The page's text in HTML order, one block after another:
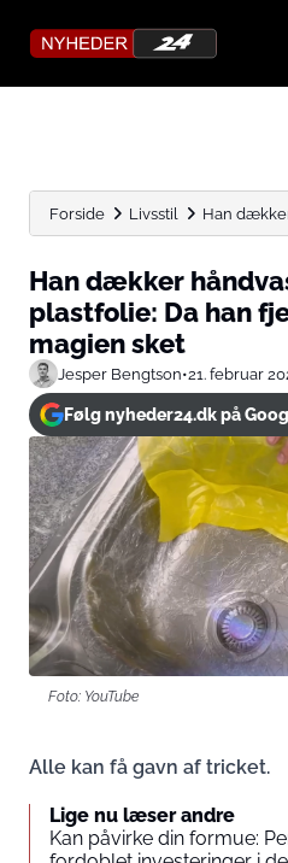
Forside Livsstil Han
Han dækker
plastfolie: Da han
magien sket
Jesper Bengtson•21. februar
Følg nyheder24.dk på
Foto: YouTube
Alle kan få gavn af tricket.
Lige nu læser andre
Kan påvirke din formue: